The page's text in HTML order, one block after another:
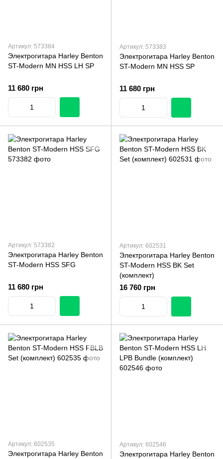
Артикул: 573384
Электрогитара Harley Benton
ST-Modern MN HSS LH SP
11 680 грн
Артикул: 573383
Электрогитара Harley Benton
ST-Modern MN HSS SP
11 680 грн
Артикул: 573382
Электрогитара Harley Benton
ST-Modern HSS SFG
11 680 грн
Артикул: 602531
Электрогитара Harley Benton
ST-Modern HSS BK Set
(комплект)
16 760 грн
Артикул: 602535
Электрогитара Harley Benton
Артикул: 602546
Электрогитара Harley Benton